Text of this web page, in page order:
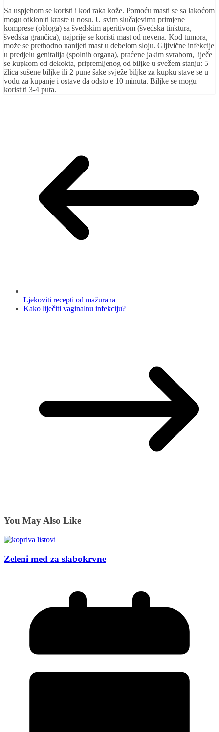
Sa uspjehom se koristi i kod raka kože. Pomoću masti se sa lakoćom
mogu otkloniti kraste u nosu. U svim slučajevima primjene
komprese (obloga) sa švedskim aperitivom (švedska tinktura,
švedska grančica), najprije se koristi mast od nevena. Kod tumora,
može se prethodno nanijeti mast u debelom sloju. Gljivične infekcije
u predjelu genitalija (spolnih organa), praćene jakim svrabom, liječe
se kupkom od dekokta, pripremljenog od biljke u svežem stanju: 5
žlica sušene biljke ili 2 pune šake svježe biljke za kupku stave se u
vodu za kupanje i ostave da odstoje 10 minuta. Biljke se mogu
koristiti 3-4 puta.
Ljekoviti recepti od mažurana
Kako liječiti vaginalnu infekciju?
You May Also Like
Zeleni med za slabokrvne